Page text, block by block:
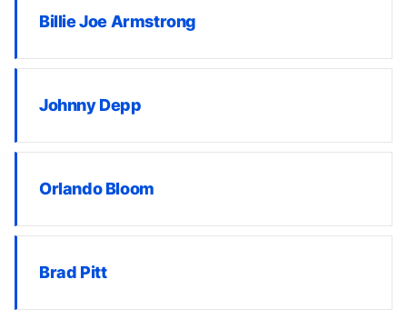
Billie Joe Armstrong
Johnny Depp
Orlando Bloom
Brad Pitt